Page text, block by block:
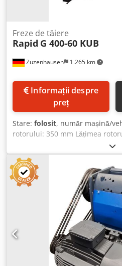
Zuzenhausen 1.265 km
Freze de tăiere
Rapid G 400-60 KUB
preț
Stare: folosit, număr mașină/
rotorului: 350 mm Lățimea
rânduri Cuțite stator: 2 rânduri
Secțiunea de intrare: aprox.
antrenare: 22 kW